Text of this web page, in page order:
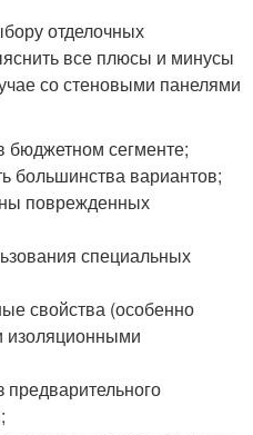
отделочных
все плюсы и минусы
со стеновыми панелями
сегменте;
большинства вариантов;
поврежденных
специальных
свойства (особенно
изоляционными